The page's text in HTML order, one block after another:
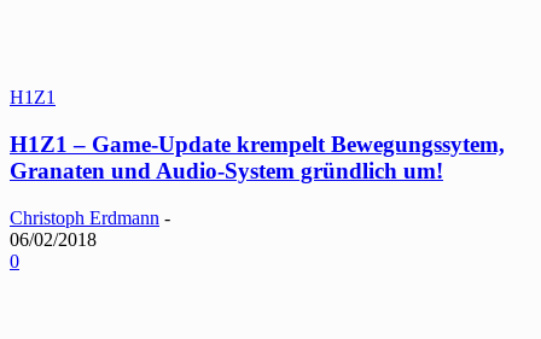
H1Z1
H1Z1 – Game-Update krempelt Bewegungssytem,
Granaten und Audio-System gründlich um!
Christoph Erdmann -
06/02/2018
0